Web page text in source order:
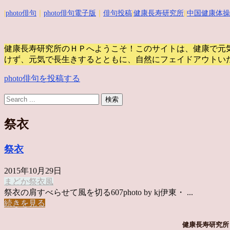
photo俳句 photo俳句電子版 俳句投稿 健康長寿研究所 中国健康体操
健康長寿研究所のＨＰへようこそ！このサイトは、健康で
けず、元気で長生きするとともに、自然にフェイドアウトい
photo俳句を投稿する
祭衣
祭衣
2015年10月29日
まどか祭衣 風
祭衣の肩すべらせて風を切る607photo by kj伊東・ ...
続きを見る
健康長寿研究